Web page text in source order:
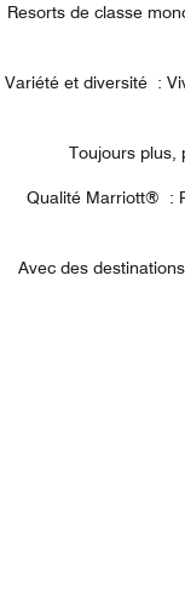
Resorts de classe
Variété et diversité :
Toujours plus,
Qualité Marriott® :
Avec des